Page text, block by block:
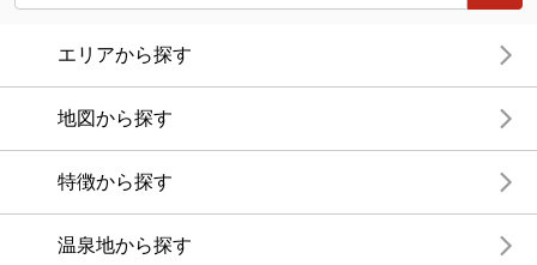
エリアから探す
地図から探す
特徴から探す
温泉地から探す